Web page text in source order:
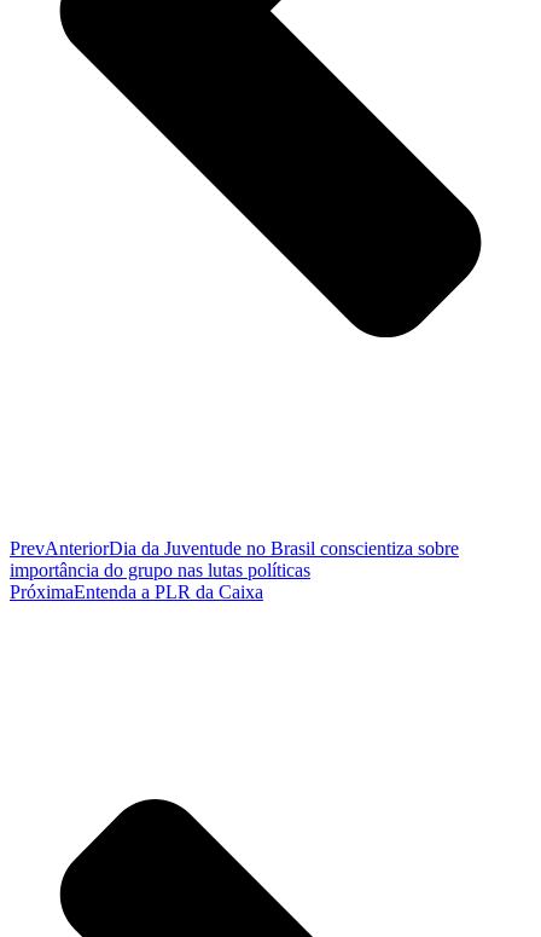
PrevAnteriorDia da Juventude no Brasil conscientiza sobre
importância do grupo nas lutas políticas
PróximaEntenda a PLR da Caixa